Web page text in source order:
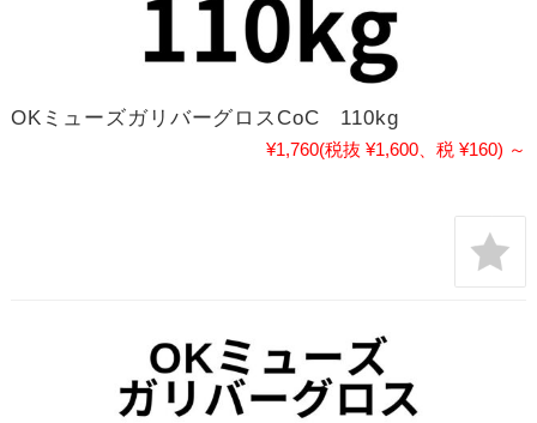
OKミューズガリバーグロスCoC 110kg
¥1,760(税抜 ¥1,600、税 ¥160) ～